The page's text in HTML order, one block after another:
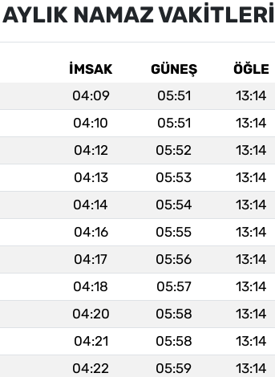
NAMAZ VAKITLERI
İMSAK GÜNEŞ ÖĞLE
04:09 05:51 13:14
04:10 05:51 13:14
04:12 05:52 13:14
04:13 05:53 13:14
04:14 05:54 13:14
04:16 05:55 13:14
04:17 05:56 13:14
04:18 05:57 13:14
04:20 05:58 13:14
04:21 05:58 13:14
04:22 05:59 13:14